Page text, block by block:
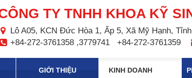
TY TNHH KHOA KỸ
Lô A05, KCN Đức Hòa 1, Ấp 5, Xã Mỹ Hạnh,
+84-272-3761358 ,3779741
+84-272-3761359
GIỚI THIỆU KINH DOANH